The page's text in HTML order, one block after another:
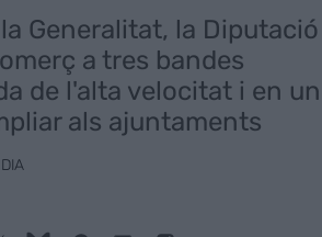
Generalitat, la Diputació
a tres bandes
de l'alta velocitat i en un
als ajuntaments